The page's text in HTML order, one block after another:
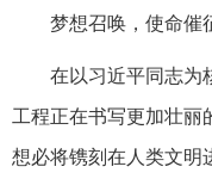
梦想召唤，使命催
在以习近平同志为
工程正在书写更加壮丽
想必将镌刻在人类文明